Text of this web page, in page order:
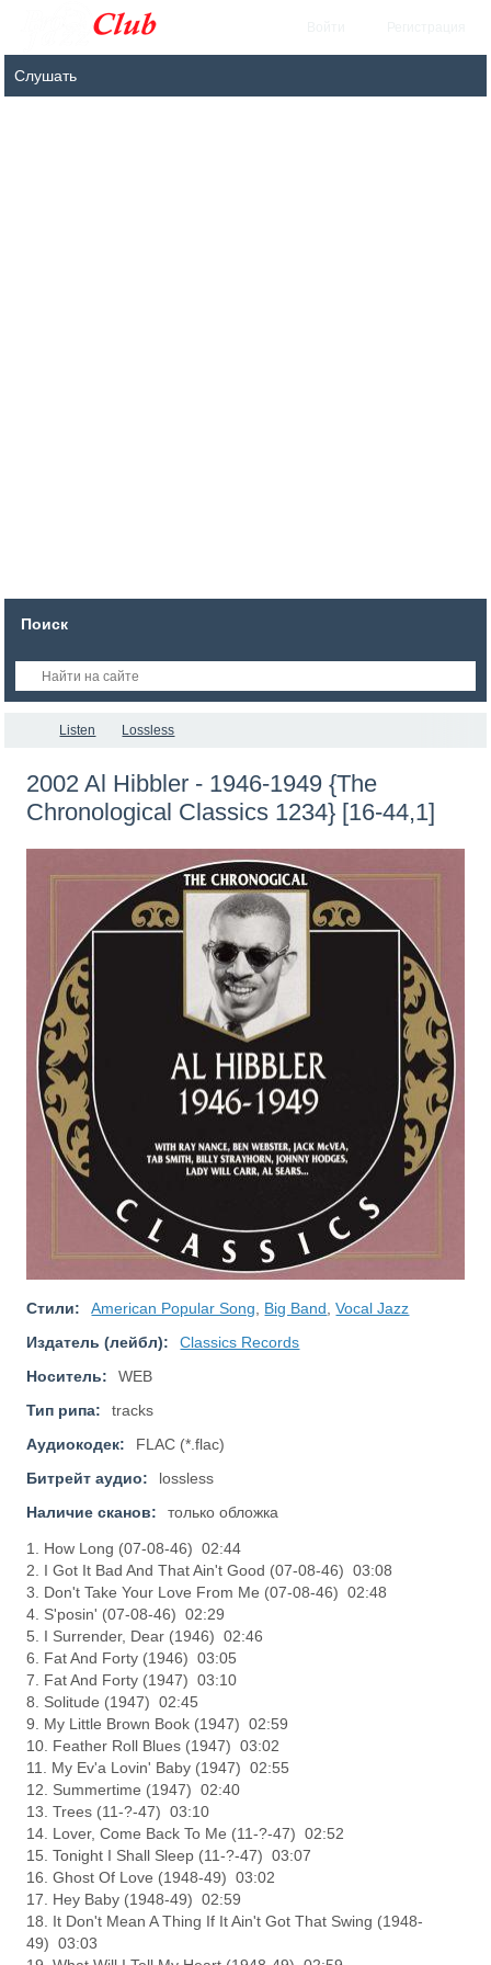
Поиск
Listen Lossless
2002 Al Hibbler - 1946-1949 {The
Chronological Classics 1234} [16-44,1]
Стили: American Popular Song Big Band ,Vocal Jazz
Издатель (лейбл):
Classics Records
Носитель:
WEB
Тип рипа:
tracks
Аудиокодек:
FLAC (*.flac)
Битрейт аудио:
lossless
Наличие сканов:
только обложка
1. How Long (07-08-46) 02:44
2. I Got It Bad And That Ain't Good (07-08-46) 03:08
3. Don't Take Your Love From Me (07-08-46) 02:48
4. S'posin' (07-08-46) 02:29
5. I Surrender, Dear (1946) 02:46
6. Fat And Forty (1946) 03:05
7. Fat And Forty (1947) 03:10
8. Solitude (1947) 02:45
9. My Little Brown Book (1947) 02:59
10. Feather Roll Blues (1947) 03:02
11. My Ev'a Lovin' Baby (1947) 02:55
12. Summertime (1947) 02:40
13. Trees (11-?-47) 03:10
14. Lover, Come Back To Me (11-?-47) 02:52
15. Tonight I Shall Sleep (11-?-47) 03:07
16. Ghost Of Love (1948-49) 03:02
17. Hey Baby (1948-49) 02:59
18. It Don't Mean A Thing If It Ain't Got That Swing (1948-
49) 03:03